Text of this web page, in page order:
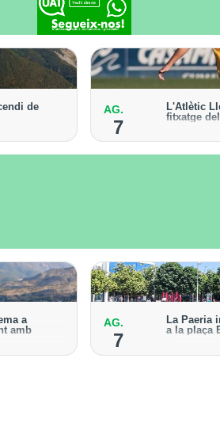
de
calents
AG.
7
L'Atlètic
fitxatge
Abreu
a
amb
amb una
AG.
7
La Paeria
a la plaça